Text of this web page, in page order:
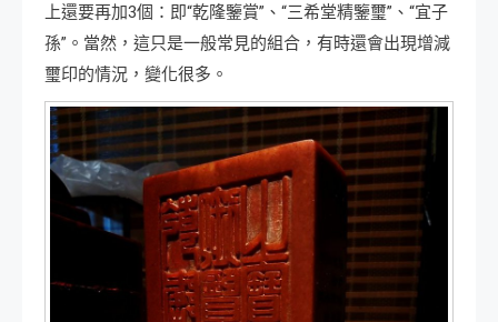
上還要再加3個：即“乾隆鑒賞”、“三希堂精鑒璽”、“宜子
孫”。當然，這只是一般常見的組合，有時還會出現增減
璽印的情況，變化很多。